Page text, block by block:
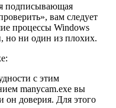
подписывающая
вам следует
процессы Windows
но ни один из плохих.
с этим
manycam.exe вы
он доверия. Для этого